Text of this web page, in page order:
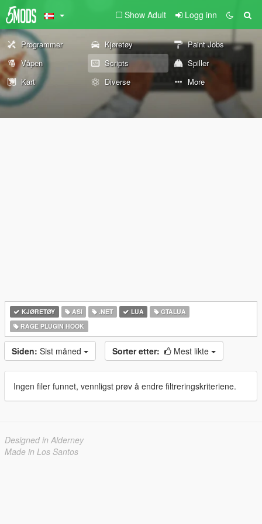
Show Adult Logg inn
Programmer Kjøretøy
Paint Jobs
Våpen
Scripts
Spiller
Kart
Diverse More
KJØRETØY ASI .NET LUA
GTALUA
RAGE PLUGIN HOOK
Siden: Sist måned Sorter etter: Mest likte
Ingen filer funnet, vennligst prøv å endre filtreringskriteriene.
Designed in Alderney
Made in Los Santos